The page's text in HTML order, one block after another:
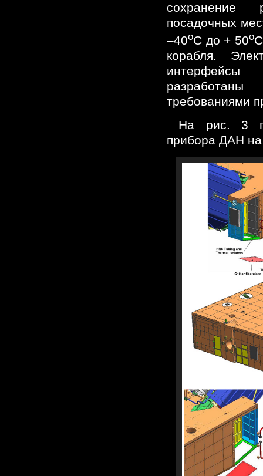
сохранение
посадочных
–40oC до + 50o
корабля.
требованиями
На рис. 3
прибора ДАН